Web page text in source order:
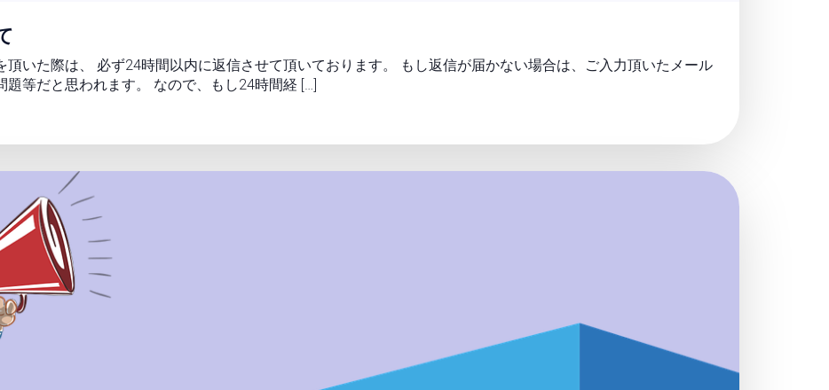
いた際は、 必ず24時間以内に返信させて頂いております。 もし返信が届かない場合は、ご入力頂いたメール
等だと思われます。 なので、もし24時間経 […]